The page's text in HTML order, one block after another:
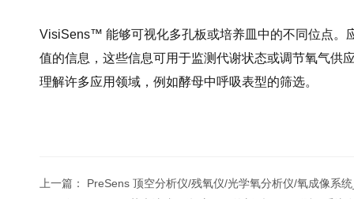
VisiSens™ 能够可视化多孔板或培养皿中的不同位点。
值的信息，这些信息可用于监测代谢状态或调节氧气
理解许多应用领域，例如酵母中呼吸表型的筛选。
上一篇： PreSens 顶空分析仪/残氧仪/光学氧分析仪/氧成像系